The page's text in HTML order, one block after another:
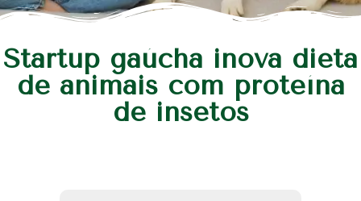
Startup gaúcha inova dieta
de animais com proteína
de insetos